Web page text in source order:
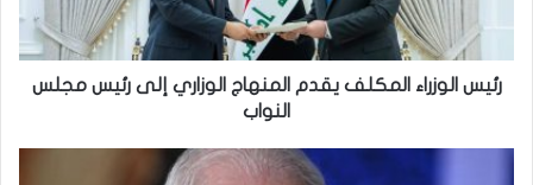
مجلس
النواب
رئيس الوزراء المكلف يقدم المنهاج الوزاري إلى رئيس مجلس
النواب